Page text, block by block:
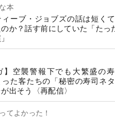
本
ーブ・ジョブズの話は短く
か？話す前にしていた「たっ
】空襲警報下でも大繁盛の
た客たちの「秘密の寿司ネタ
出そう〈再配信〉
てよかった！